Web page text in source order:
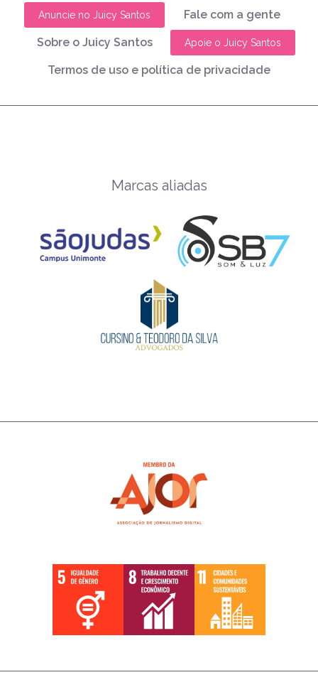
Anuncie no Juicy Santos Fale com a gente
Sobre o Juicy Santos Apoie o Juicy Santos
Termos de uso e política de privacidade
Marcas aliadas